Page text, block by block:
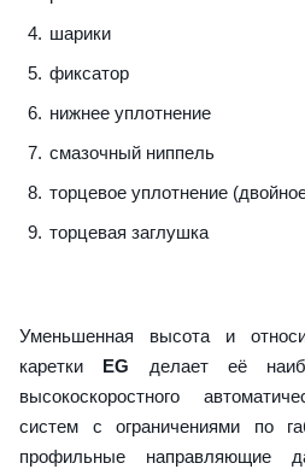
шарики
фиксатор
нижнее уплотнение
смазочный ниппель
торцевое уплотнение
торцевая заглушка
Уменьшенная высота и
каретки EG делает её
высокоскоростного
систем с ограничениями по
профильные направляющие